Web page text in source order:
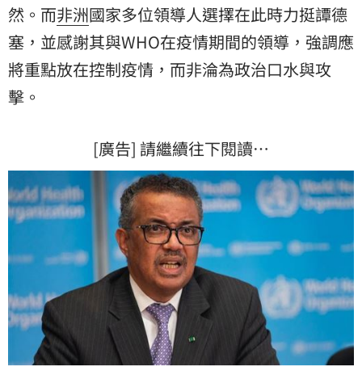
然。而非洲國家多位領導人選擇在此時力挺譚德
塞，並感謝其與WHO在疫情期間的領導，強調應
將重點放在控制疫情，而非淪為政治口水與攻
擊。
[廣告] 請繼續往下閱讀…